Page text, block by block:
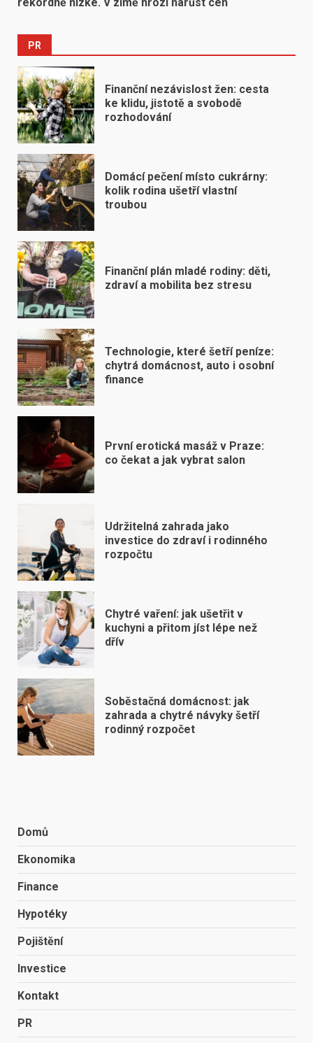
rekordně nízké. V zimě hrozí narůst cen
PR
Finanční nezávislost žen: cesta
ke klidu, jistotě a svobodě
rozhodování
Domácí pečení místo cukrárny:
kolik rodina ušetří vlastní
troubou
Finanční plán mladé rodiny: děti,
zdraví a mobilita bez stresu
Technologie, které šetří peníze:
chytrá domácnost, auto i osobní
finance
První erotická masáž v Praze:
co čekat a jak vybrat salon
Udržitelná zahrada jako
investice do zdraví i rodinného
rozpočtu
Chytré vaření: jak ušetřit v
kuchyni a přitom jíst lépe než
dřív
Soběstačná domácnost: jak
zahrada a chytré návyky šetří
rodinný rozpočet
Domů
Ekonomika
Finance
Hypotéky
Pojištění
Investice
Kontakt
PR